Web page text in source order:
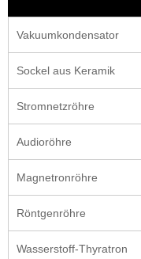
Vakuumkondensator
Sockel aus Keramik
Stromnetzröhre
Audioröhre
Magnetronröhre
Röntgenröhre
Wasserstoff-Thyratron